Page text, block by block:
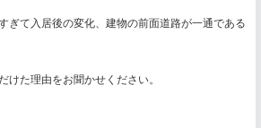
ぎて入居後の変化、建物の前面道路が一通である
けた理由をお聞かせください。